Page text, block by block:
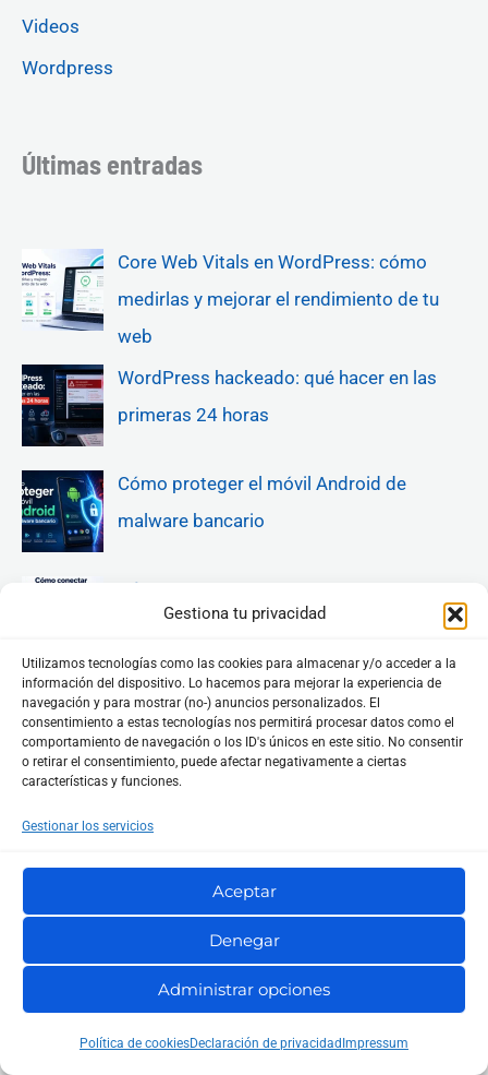
Gestiona tu privacidad
Utilizamos tecnologías como las cookies para almacenar y/o acceder a la
información del dispositivo. Lo hacemos para mejorar la experiencia de
navegación y para mostrar (no-) anuncios personalizados. El
consentimiento a estas tecnologías nos permitirá procesar datos como el
comportamiento de navegación o los ID's únicos en este sitio. No consentir
o retirar el consentimiento, puede afectar negativamente a ciertas
características y funciones.
Gestionar los servicios
Aceptar
Denegar
Administrar opciones
Política de cookiesDeclaración de privacidad Impressum
Videos
Wordpress
Últimas entradas
Core Web Vitals en WordPress: cómo
medirlas y mejorar el rendimiento de tu
web
WordPress hackeado: qué hacer en las
primeras 24 horas
Cómo proteger el móvil Android de
malware bancario
Cómo conectar Hermes Agent con
Google Ads paso a paso
Novamira: qué es, cómo conecta la IA con
WordPress
wp2shell: qué es, qué versiones de
WordPress están afectadas y cómo